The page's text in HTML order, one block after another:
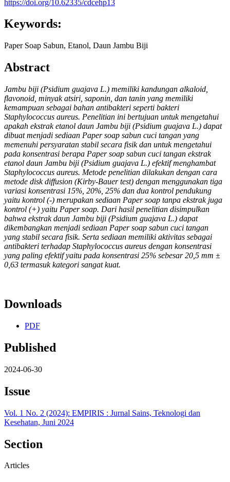
https://doi.org/10.62335/cdcehp13
Keywords:
Paper Soap Sabun, Etanol, Daun Jambu Biji
Abstract
Jambu biji (Psidium guajava L.) memiliki kandungan alkaloid,
flavonoid, minyak atsiri, saponin, dan tanin yang memiliki
kemampuan sebagai bahan antibakteri seperti bakteri
Staphylococcus aureus. Penelitian ini bertujuan untuk mengetahui
apakah ekstrak etanol daun Jambu biji (Psidium guajava L.) dapat
dibuat menjadi sediaan Paper soap sabun cuci tangan yang
memenuhi persyaratan stabil secara fisik dan untuk mengetahui
pada konsentrasi berapa Paper soap sabun cuci tangan ekstrak
etanol daun Jambu biji (Psidium guajava L.) efektif menghambat
Staphylococcus aureus. Metode penelitian dilakukan dengan cara
metode disk diffusion (Kirby-Bauer test) dengan menggunakan tiga
variasi konsentrasi 15%, 20%, 25% dan dua kontrol pendukung
yaitu kontrol (-) merupakan sediaan Paper soap tanpa ekstrak juga
kontrol (+) yaitu Paper soap. Dari hasil penelitian disimpulkan
bahwa ekstrak daun Jambu biji (Psidium guajava L.) dapat
dikembangkan menjadi sediaan Paper soap sabun cuci tangan
yang stabil secara fisik. Serta sediaan memiliki aktivitas sebagai
antibakteri terhadap Staphylococcus aureus dengan konsentrasi
yang paling efektif yaitu pada konsentrasi 25% sebesar 20,5 mm ±
0,63 termasuk kategori sangat kuat.
Downloads
PDF
Published
2024-06-30
Issue
Vol. 1 No. 2 (2024): EMPIRIS : Jurnal Sains, Teknologi dan
Kesehatan, Juni 2024
Section
Articles